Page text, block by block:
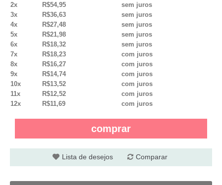
2x
R$54,95
sem juros
3x
R$36,63
sem juros
4x
R$27,48
sem juros
5x
R$21,98
sem juros
6x
R$18,32
sem juros
7x
R$18,23
com juros
8x
R$16,27
com juros
9x
R$14,74
com juros
10x
R$13,52
com juros
11x
R$12,52
com juros
12x
R$11,69 com juros
comprar
Lista de desejos Comparar